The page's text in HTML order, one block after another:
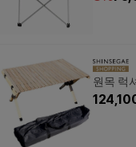
원목 럭